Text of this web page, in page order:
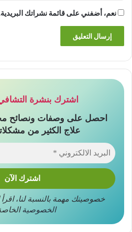
نعم، أضفني على قائمة نشراتك
اشترك بنشرة التشافي
احصل على وصفات ونصائح
علاج الكثير من
خصوصيتك مهمة بالنسبة لنا،
الخصوصية